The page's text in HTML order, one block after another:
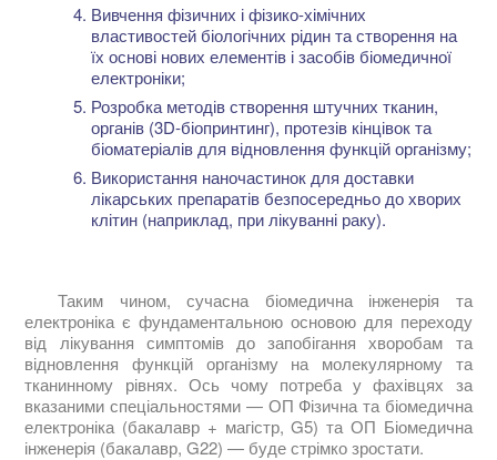
Вивчення фізичних і фізико-хімічних
властивостей біологічних рідин та створення на
їх основі нових елементів і засобів біомедичної
електроніки;
Розробка методів створення штучних тканин,
органів (3D-біопринтинг), протезів кінцівок та
біоматеріалів для відновлення функцій організму;
Використання наночастинок для доставки
лікарських препаратів безпосередньо до хворих
клітин (наприклад, при лікуванні раку).
Таким чином, сучасна біомедична інженерія та
електроніка є фундаментальною основою для переходу
від лікування симптомів до запобігання хворобам та
відновлення функцій організму на молекулярному та
тканинному рівнях. Ось чому потреба у фахівцях за
вказаними спеціальностями — ОП Фізична та біомедична
електроніка (бакалавр + магістр, G5) та ОП Біомедична
інженерія (бакалавр, G22) — буде стрімко зростати.